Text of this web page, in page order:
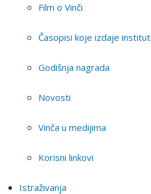
Film o Vinči
Časopisi koje izdaje institut
Godišnja nagrada
Novosti
Vinča u medijima
Korisni linkovi
Istraživanja